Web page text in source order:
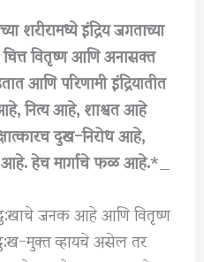
शरीरामध्ये इंद्रिय जगताच्या
वितृष्ण आणि अनासक्त
आणि परिणामी इंद्रियातीत
आहे, नित्य आहे, शाश्वत आहे
दुख-निरोध आहे,
आहे. हेच मार्गाचे फळ आहे.*_
जनक आहे आणि वितृष्ण
मुक्त व्हायचे असेल तर